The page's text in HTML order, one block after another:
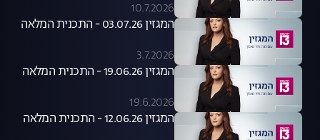
10.7.2026
המגזין 03.07.26 - התכנית המלאה
3.7.2026
המגזין 19.06.26 - התכנית המלאה
19.6.2026
המגזין 12.06.26 - התכנית המלאה